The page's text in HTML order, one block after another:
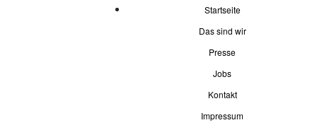
Startseite
Das sind wir
Presse
Jobs
Kontakt
Impressum